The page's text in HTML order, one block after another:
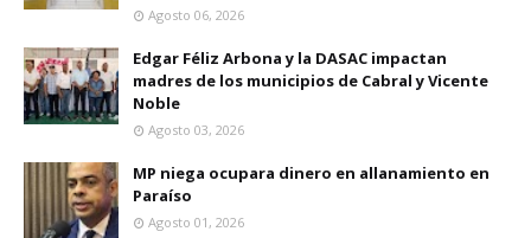
Agosto 06, 2026
Edgar Féliz Arbona y la DASAC impactan
madres de los municipios de Cabral y Vicente
Noble
Agosto 03, 2026
MP niega ocupara dinero en allanamiento en
Paraíso
Agosto 01, 2026